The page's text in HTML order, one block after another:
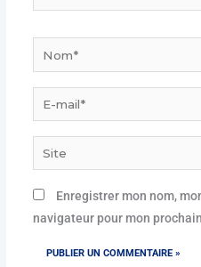
mail*
Site
Enregistrer mon nom,
navigateur pour mon